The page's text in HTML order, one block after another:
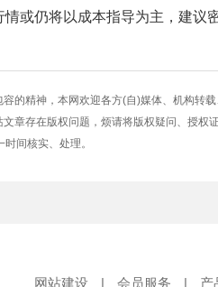
或仍将以成本指导为主，建议
容的精神，本网欢迎各方(自)媒体、机构转
章存在版权问题，烦请将版权疑问、授权
时间核实、处理。
网站建设 | 会员服务 | 产